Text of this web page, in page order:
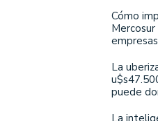
Cómo
La
puede
La